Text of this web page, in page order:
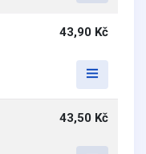
43,90 Kč
43,50 Kč